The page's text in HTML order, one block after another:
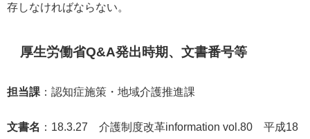
存しなければならない。
厚生労働省Q&A発出時期、文書番号等
担当課 ：認知症施策・地域介護推進課
文書名 ：18.3.27 介護制度改革information vol.80 平成18